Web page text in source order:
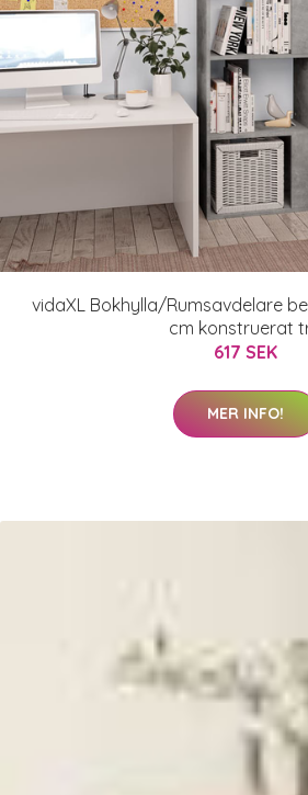
vidaXL Bokhylla/Rumsavdelare
cm konstruerat
617 SEK
MER INFO!